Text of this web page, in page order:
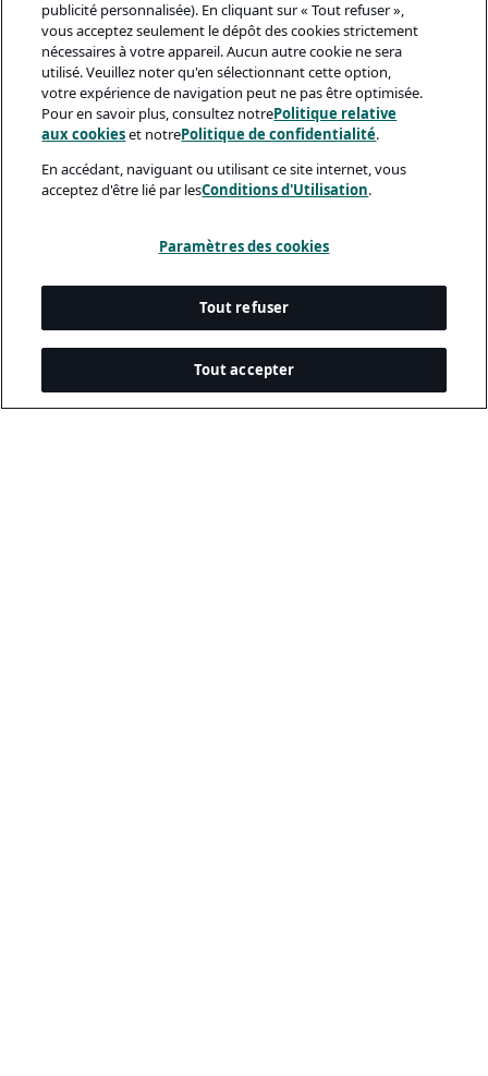
publicité personnalisée). En cliquant sur « Tout refuser »,
vous acceptez seulement le dépôt des cookies strictement
nécessaires à votre appareil. Aucun autre cookie ne sera
utilisé. Veuillez noter qu'en sélectionnant cette option,
votre expérience de navigation peut ne pas être optimisée.
Pour en savoir plus, consultez notrePolitique relative
aux cookieset notrePolitique de confidentialité.
En accédant, naviguant ou utilisant ce site internet, vous
acceptez d'être lié par lesConditions d'Utilisation.
Paramètres des cookies
Tout refuser
Tout accepter